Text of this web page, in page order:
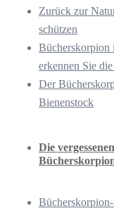
Zurück zur
schützen
Bücherskorpion
erkennen Sie
Der
Bienenstock
Die